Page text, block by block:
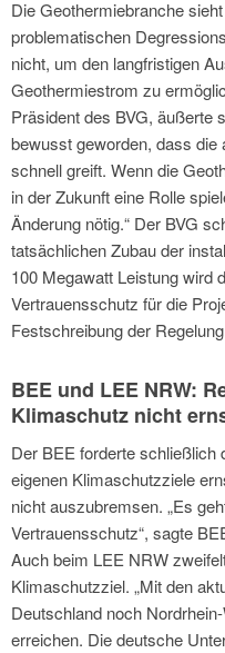
Die Geothermiebranche
problematischen
nicht, um den langfristigen
Geothermiestrom zu
Präsident des BVG, äußerte
bewusst geworden, dass
schnell greift. Wenn die
in der Zukunft eine Rolle
Änderung nötig.“ Der BVG
tatsächlichen Zubau der
100 Megawatt Leistung wird
Vertrauensschutz für die
Festschreibung der
BEE und LEE NRW:
Klimaschutz nicht
Der BEE forderte schließlich
eigenen Klimaschutzziele
nicht auszubremsen. „Es
Vertrauensschutz“, sagte
Auch beim LEE NRW
Klimaschutzziel. „Mit den
Deutschland noch
erreichen. Die deutsche